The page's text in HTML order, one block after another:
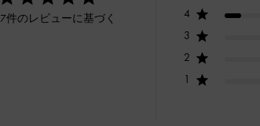
7件のレビューに基づく
4
3
2
1